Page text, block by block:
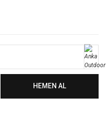
HEMEN AL